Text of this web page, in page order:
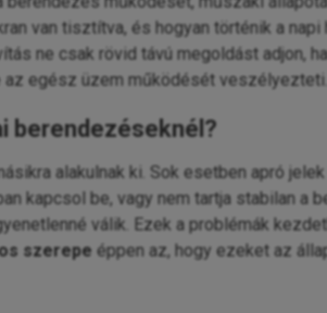
van tisztítva, és hogyan történik a
ne csak rövid távú megoldást
egész üzem működését veszélyezteti.
berendezéseknél?
alakulnak ki. Sok esetben apró
kapcsol be, vagy nem tartja stabilan
válik. Ezek a problémák
szerepe éppen az, hogy ezeket az